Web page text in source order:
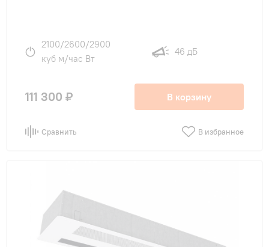
2100/2600/2900
куб м/час Вт
46 дБ
111 300 ₽ В корзину
Сравнить В избранное